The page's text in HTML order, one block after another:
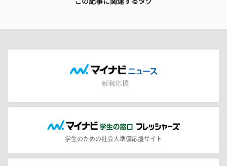
学生のための社会人準備応援サイト